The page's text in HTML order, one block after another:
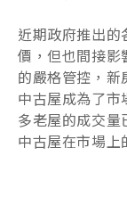
近期政府推出
價，但也間接影
的嚴格管控，
中古屋成為了
多老屋的成交
中古屋在市場上